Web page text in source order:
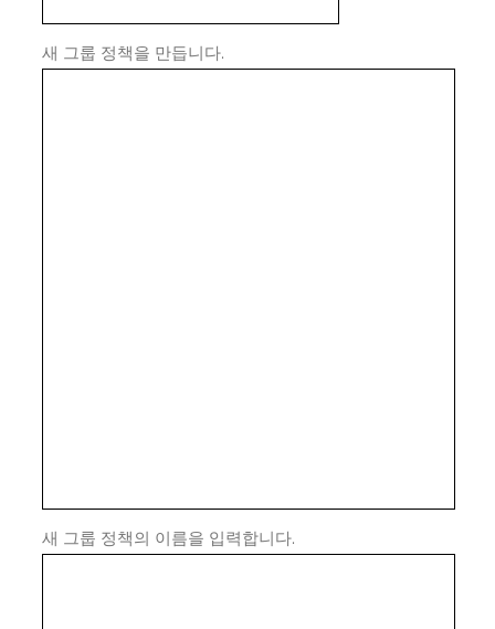
새 그룹 정책을 만듭니다.
새 그룹 정책의 이름을 입력합니다.